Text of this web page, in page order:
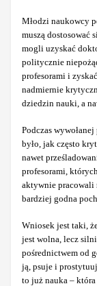
Młodzi naukowcy
muszą dostosować
mogli uzyskać
politycznie
profesorami i
nadmiernie
dziedzin nauki, a
Podczas
było, jak często
nawet
profesorami,
aktywnie pracowali
bardziej godna
Wniosek jest taki,
jest wolna, lecz
pośrednictwem od
ją, psuje i
to już nauka –